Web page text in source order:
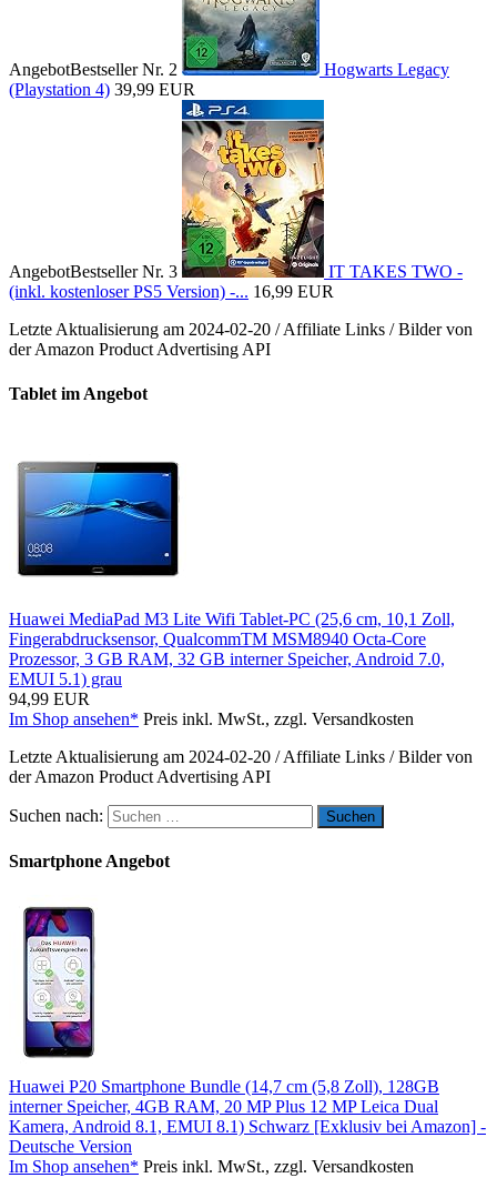
AngebotBestseller Nr. 2
Hogwarts Legacy
(Playstation 4) 39,99 EUR
AngebotBestseller Nr. 3
IT TAKES TWO -
(inkl. kostenloser PS5 Version) -... 16,99 EUR
Letzte Aktualisierung am 2024-02-20 / Affiliate Links / Bilder von
der Amazon Product Advertising API
Tablet im Angebot
Huawei MediaPad M3 Lite Wifi Tablet-PC (25,6 cm, 10,1 Zoll,
Fingerabdrucksensor, QualcommTM MSM8940 Octa-Core
Prozessor, 3 GB RAM, 32 GB interner Speicher, Android 7.0,
EMUI 5.1) grau
94,99 EUR
Im Shop ansehen* Preis inkl. MwSt., zzgl. Versandkosten
Letzte Aktualisierung am 2024-02-20 / Affiliate Links / Bilder von
der Amazon Product Advertising API
Suchen nach:
Smartphone Angebot
Huawei P20 Smartphone Bundle (14,7 cm (5,8 Zoll), 128GB
interner Speicher, 4GB RAM, 20 MP Plus 12 MP Leica Dual
Kamera, Android 8.1, EMUI 8.1) Schwarz [Exklusiv bei Amazon] -
Deutsche Version
Im Shop ansehen* Preis inkl. MwSt., zzgl. Versandkosten